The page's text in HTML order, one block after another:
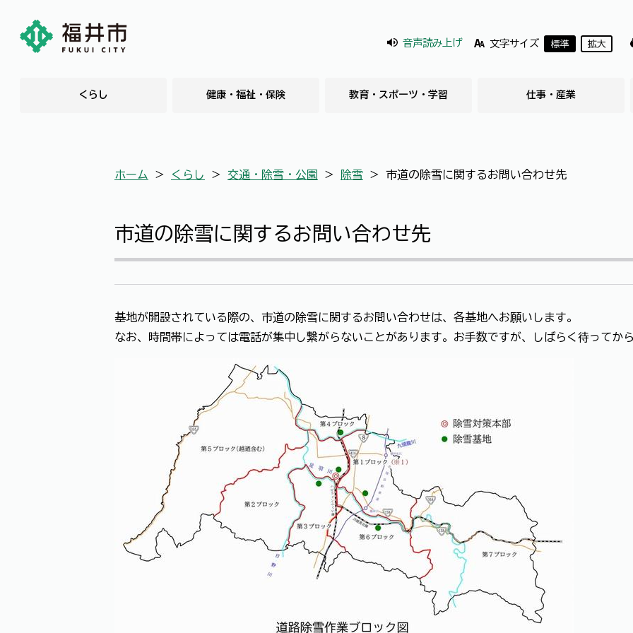
音声読み上げ 文字サイズ 標準 拡大
くらし 健康・福祉・保険 教育・スポーツ・学習 仕事・産業
ホーム ＞ くらし ＞ 交通・除雪・公園 ＞ 除雪 ＞ 市道の除雪に関するお問い合わせ先
市道の除雪に関するお問い合わせ先
基地が開設されている際の、市道の除雪に関するお問い合わせは、各基地へお願いします。
なお、時間帯によっては電話が集中し繋がらないことがあります。お手数ですが、しばらく待ってか